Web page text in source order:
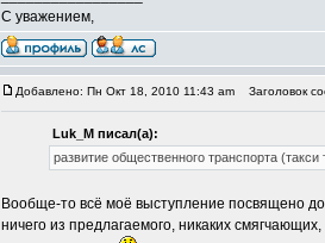
С уважением,
Добавлено: Пн Окт 18, 2010 11:43 am Заголовок
Luk_M писал(а):
развитие общественного транспорта
Вообще-то всё моё выступление посвящено
ничего из предлагаемого, никаких